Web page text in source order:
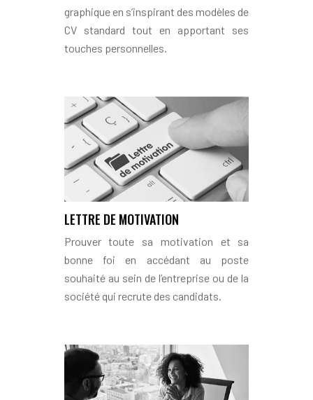
graphique en s’inspirant des modèles de
CV standard tout en apportant ses
touches personnelles.
LETTRE DE MOTIVATION
Prouver toute sa motivation et sa
bonne foi en accédant au poste
souhaité au sein de l’entreprise ou de la
société qui recrute des candidats.